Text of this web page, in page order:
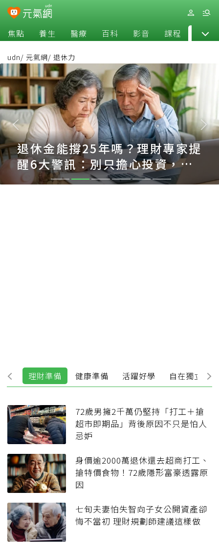
焦點 養生 醫療 百科 影音 課程 退休
udn/ 元氣網/ 退休力
退休金能撐25年嗎？理財專家提
醒6大警訊：別只擔心投資，更
要留意這些支出
力 理財準備 健康準備 活躍好學 自在獨立
72歲男擁2千萬仍堅持「打工＋搶
超市即期品」背後原因不只是怕人
忌妒
身價逾2000萬退休還去超商打工、
搶特價食物！72歲隱形富豪透露原
因
七旬夫妻怕失智向子女公開資產卻
悔不當初 理財規劃師建議這樣做